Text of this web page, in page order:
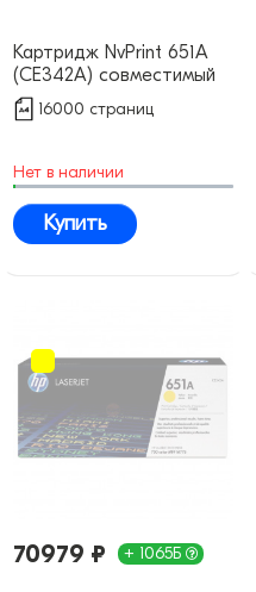
Картридж NvPrint 651А
(CE342A) совместимый
16000 страниц
Нет в наличии
Купить
70979 ₽ + 1065Б